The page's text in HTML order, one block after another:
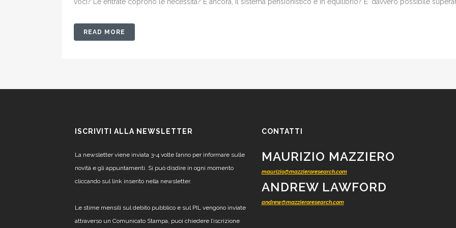
READ MORE
ISCRIVITI ALLA NEWSLETTER
La newsletter viene inviata 3-4 volte l’anno per informare sulle
novità e gli appuntamenti. Si può disdire in ogni momento
cliccando sul link inserito nella newsletter.
Le stime mensili sul debito pubblico e sul PIL vengono inviate
attraverso un Comunicato Stampa, puoi chiedere l’iscrizione
CONTATTI
MAURIZIO MAZZIERO
maurizio@mazzieroresearch.com
ANDREW LAWFORD
andrew@mazzieroresearch.com